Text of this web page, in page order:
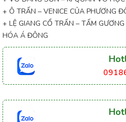
+ Ô TRẤN – VENICE CỦA PHƯƠNG
+ LỆ GIANG CỔ TRẤN – TẤM
HÓA Á ĐÔNG